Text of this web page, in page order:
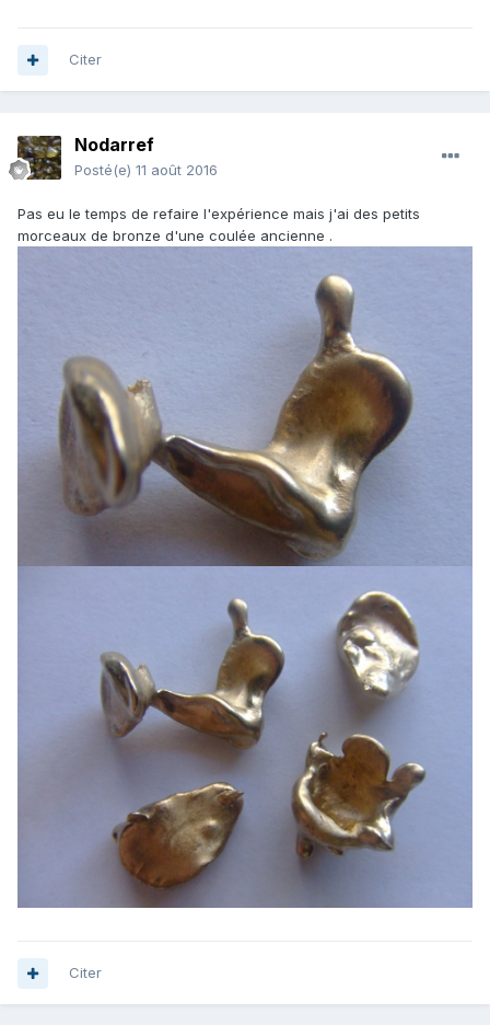
Citer
Nodarref
Posté(e) 11 août 2016
Pas eu le temps de refaire l'expérience mais j'ai des petits
morceaux de bronze d'une coulée ancienne .
Citer